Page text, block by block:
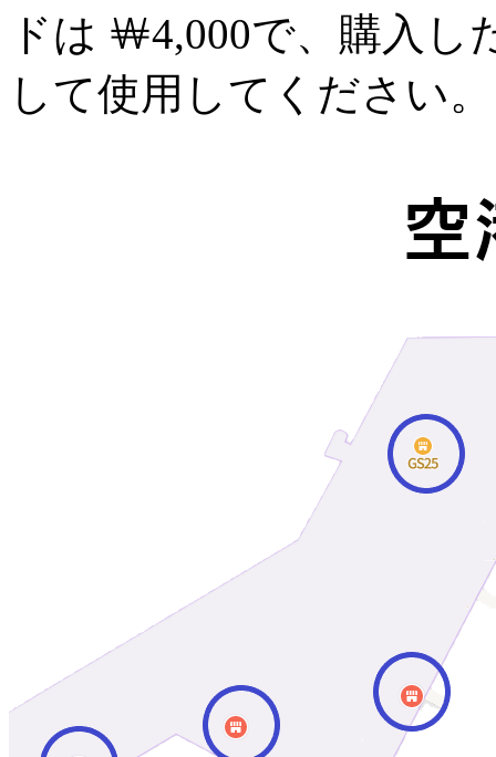
ドは ￦4,000で、購入
して使用してください。